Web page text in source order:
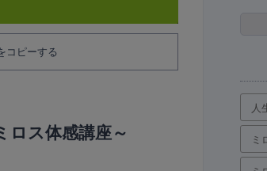
コピーする
ロス体感講座～
人
ミ